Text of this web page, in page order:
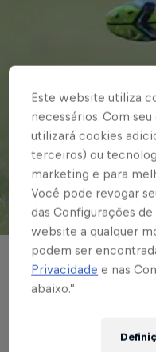
FUTEBOL FEMININO
com o
Este website utiliza
necessários. Com
utilizará cookies
terceiros) ou
marketing e para
Você pode revogar
das Configurações
website a qualquer
podem ser
Privacidade e nas
abaixo.”